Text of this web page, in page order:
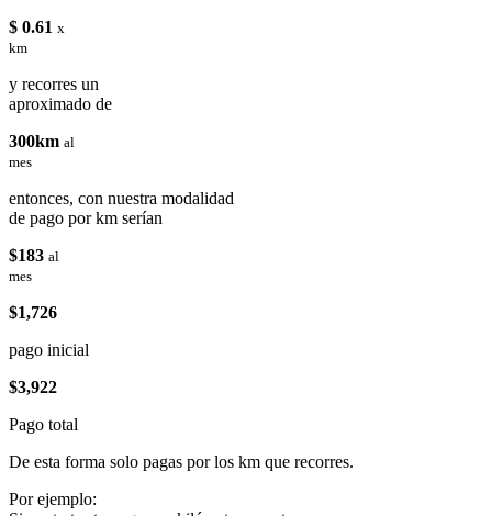
$ 0.61 x
km
y recorres un
aproximado de
300km al
mes
entonces, con nuestra modalidad
de pago por km serían
$183 al
mes
$1,726
pago inicial
$3,922
Pago total
De esta forma solo pagas por los km que recorres.
Por ejemplo: